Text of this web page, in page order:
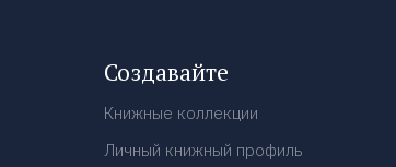
Создавайте
Книжные коллекции
Личный книжный профиль